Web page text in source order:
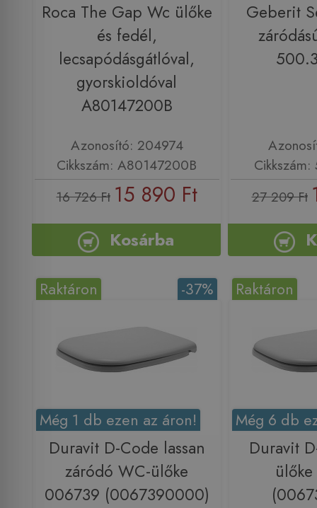
Roca The Gap Wc ülőke
és fedél,
lecsapódásgátlóval,
gyorskioldóval
A80147200B
Azonosító: 204974
Cikkszám: A80147200B
16 726 Ft 15 890 Ft
Kosárba
Geberit
27 209 Ft
-37%
Raktáron
Még 1 db ezen az áron!
Duravit D-Code lassan
záródó WC-ülőke
006739 (0067390000)
Raktáron
Még 6 db
Duravit